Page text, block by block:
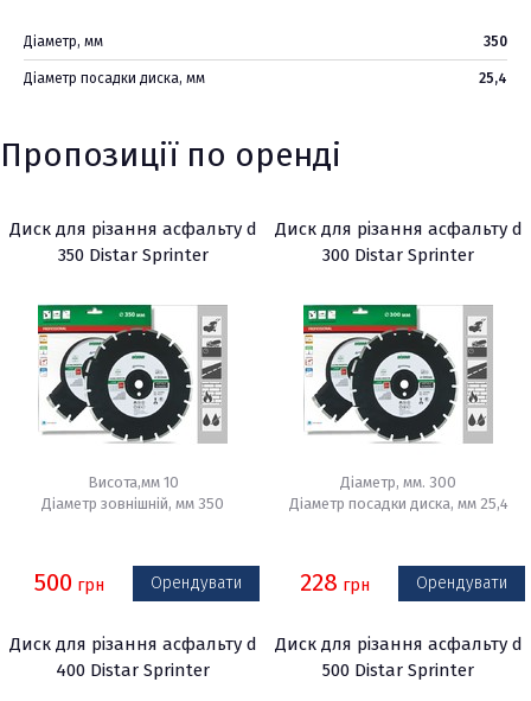
Діаметр, мм 350
Діаметр посадки диска, мм 25,4
Пропозиції по оренді
Диск для різання асфальту d
350 Distar Sprinter
Висота,мм 10
Діаметр зовнішній, мм 350
500 грн Орендувати
Диск для різання асфальту d
300 Distar Sprinter
Діаметр, мм. 300
Діаметр посадки диска, мм 25,4
228 грн Орендувати
Диск для різання асфальту d
400 Distar Sprinter
Диск для різання асфальту d
500 Distar Sprinter